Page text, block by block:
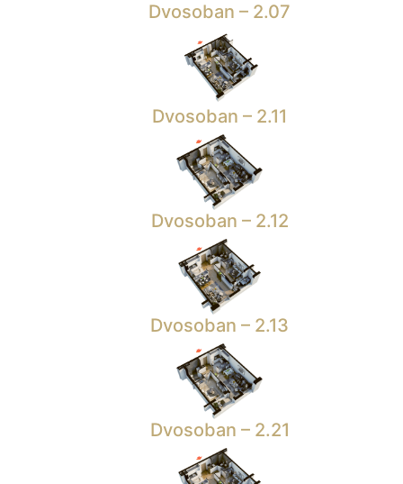
Dvosoban – 2.07
Dvosoban – 2.11
Dvosoban – 2.12
Dvosoban – 2.13
Dvosoban – 2.21